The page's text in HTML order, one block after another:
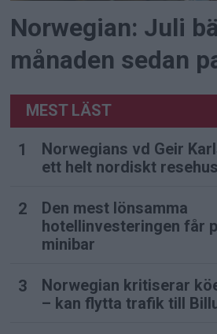
Norwegian: Juli
månaden sedan
MEST LÄST
Norwegians vd Geir
ett helt nordiskt
Den mest lönsamma
hotellinvesteringen får
minibar
Norwegian kritiserar
– kan flytta trafik till